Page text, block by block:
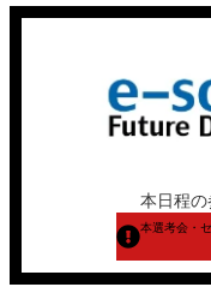
本日程の
本選考会・